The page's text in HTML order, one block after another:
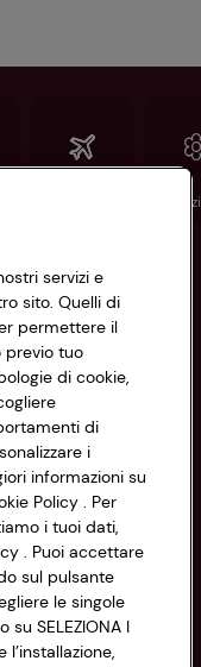
servizi e
sito. Quelli di
permettere il
previo tuo
di cookie,
di
i
informazioni su
Policy . Per
i tuoi dati,
. Puoi accettare
sul pulsante
le singole
SELEZIONA I
l’installazione,